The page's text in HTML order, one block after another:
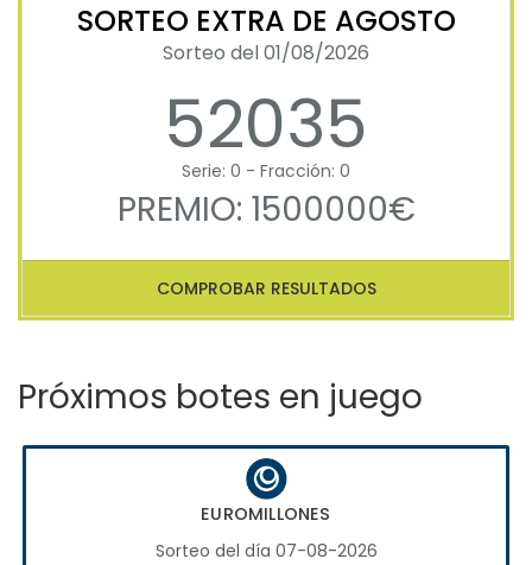
SORTEO EXTRA DE AGOSTO
Sorteo del 01/08/2026
52035
Serie: 0 - Fracción: 0
PREMIO: 1500000€
COMPROBAR RESULTADOS
Próximos botes en juego
EUROMILLONES
Sorteo del día 07-08-2026